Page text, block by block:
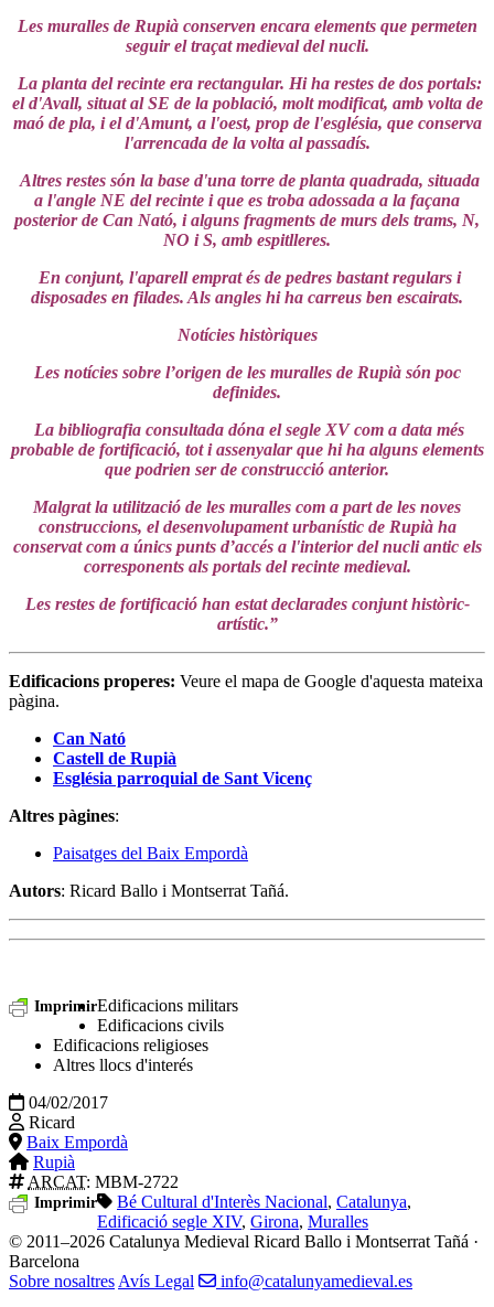
Les muralles de Rupià conserven encara elements que permeten
seguir el traçat medieval del nucli.
La planta del recinte era rectangular. Hi ha restes de dos portals:
el d'Avall, situat al SE de la població, molt modificat, amb volta de
maó de pla, i el d'Amunt, a l'oest, prop de l'església, que conserva
l'arrencada de la volta al passadís.
Altres restes són la base d'una torre de planta quadrada, situada
a l'angle NE del recinte i que es troba adossada a la façana
posterior de Can Nató, i alguns fragments de murs dels trams, N,
NO i S, amb espitlleres.
En conjunt, l'aparell emprat és de pedres bastant regulars i
disposades en filades. Als angles hi ha carreus ben escairats.
Notícies històriques
Les notícies sobre l’origen de les muralles de Rupià són poc
definides.
La bibliografia consultada dóna el segle XV com a data més
probable de fortificació, tot i assenyalar que hi ha alguns elements
que podrien ser de construcció anterior.
Malgrat la utilització de les muralles com a part de les noves
construccions, el desenvolupament urbanístic de Rupià ha
conservat com a únics punts d’accés a l'interior del nucli antic els
corresponents als portals del recinte medieval.
Les restes de fortificació han estat declarades conjunt històric-
artístic.”
Edificacions properes: Veure el mapa de Google d'aquesta mateixa
pàgina.
Can Nató
Castell de Rupià
Església parroquial de Sant Vicenç
Altres pàgines:
Paisatges del Baix Empordà
Autors: Ricard Ballo i Montserrat Tañá.
ImprimirEdificacions militars
Edificacions civils
Edificacions religioses
Altres llocs d'interés
04/02/2017
Ricard
Baix Empordà
Rupià
ARCAT: MBM-2722
Imprimir Bé Cultural d'Interès Nacional, Catalunya,
Edificació segle XIV, Girona, Muralles
© 2011–2026 Catalunya Medieval Ricard Ballo i Montserrat Tañá ·
Barcelona
Sobre nosaltres Avís Legal
info@catalunyamedieval.es